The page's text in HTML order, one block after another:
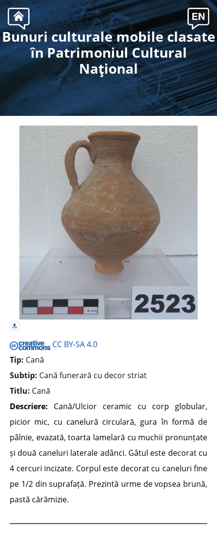
.
Bunuri culturale mobile clasate
în Patrimoniul Cultural
Naţional
CC BY-SA 4.0
Tip: Cană
Subtip: Cană funerară cu decor striat
Titlu: Cană
Descriere: Cană/Ulcior ceramic cu corp globular,
picior mic, cu canelură circulară, gura în formă de
pâlnie, evazată, toarta lamelară cu muchii pronunțate
și două caneluri laterale adânci. Gâtul este decorat cu
4 cercuri incizate. Corpul este decorat cu caneluri fine
pe 1/2 din suprafață. Prezintă urme de vopsea brună,
pastă cărămizie.